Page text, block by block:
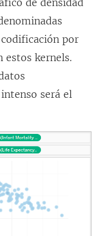
por
estos kernels.
será el